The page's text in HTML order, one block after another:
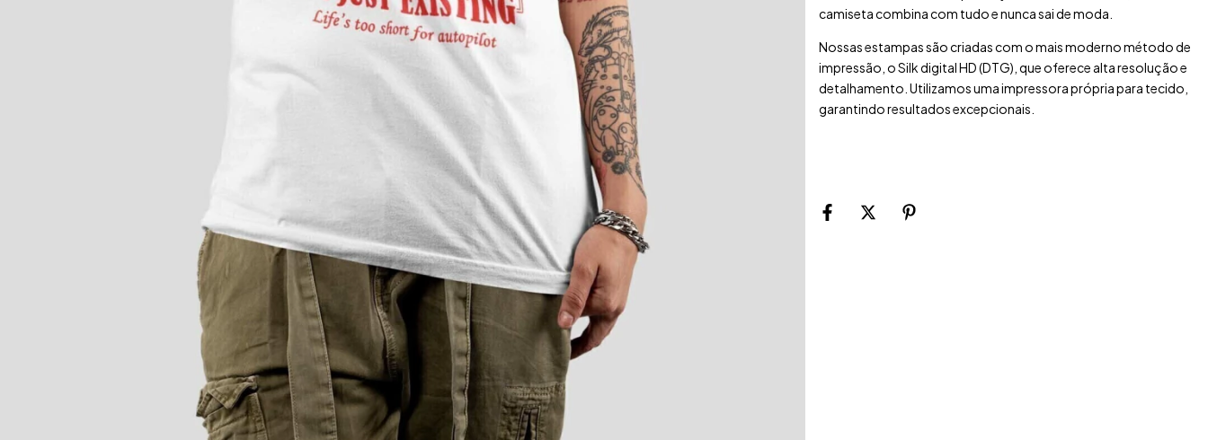
camiseta combina com tudo e nunca sai de moda.
Nossas estampas são criadas com o mais moderno método de
impressão, o Silk digital HD (DTG), que oferece alta resolução e
detalhamento. Utilizamos uma impressora própria para tecido,
garantindo resultados excepcionais.